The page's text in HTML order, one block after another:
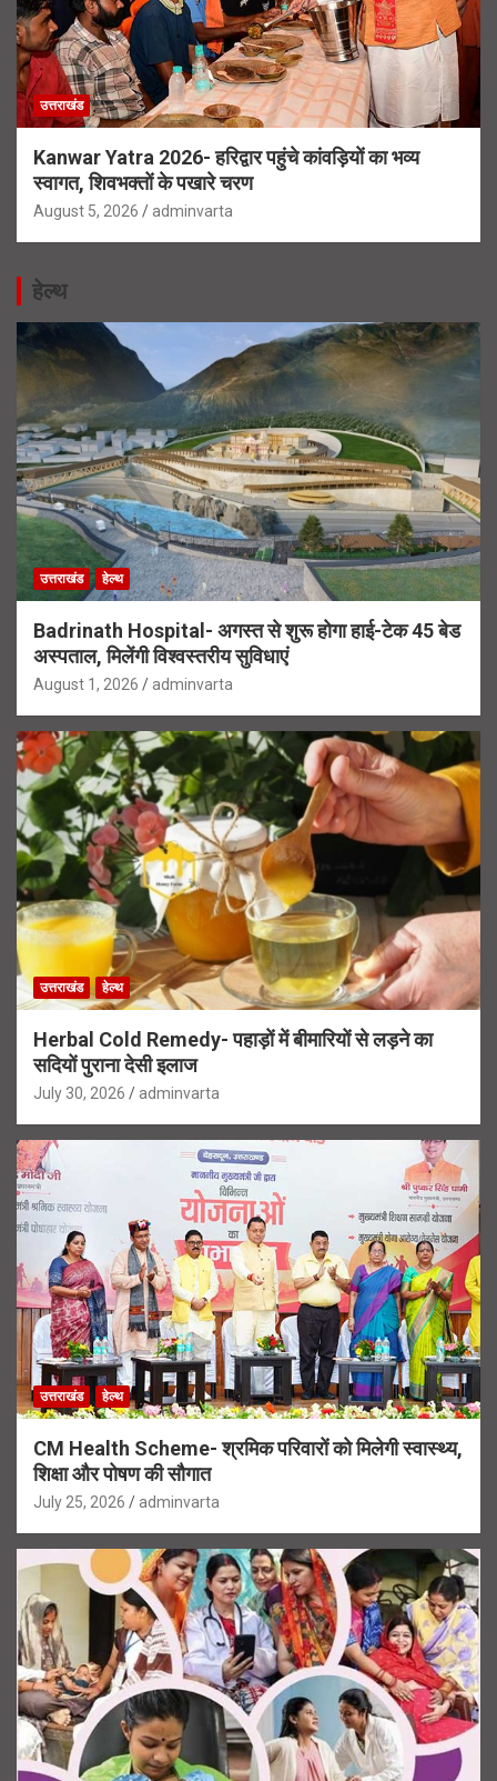
उत्तराखंड
Kanwar Yatra 2026- हरिद्वार पहुंचे कांवड़ियों का भव्य
स्वागत, शिवभक्तों के पखारे चरण
August 5, 2026 adminvarta
हेल्थ
उत्तराखंड हेल्थ
Badrinath Hospital- अगस्त से शुरू होगा हाई-टेक 45 बेड
अस्पताल, मिलेंगी विश्वस्तरीय सुविधाएं
August 1, 2026 adminvarta
उत्तराखंड हेल्थ
Herbal Cold Remedy- पहाड़ों में बीमारियों से लड़ने का
सदियों पुराना देसी इलाज
July 30, 2026 adminvarta
उत्तराखंड हेल्थ
CM Health Scheme- श्रमिक परिवारों को मिलेगी स्वास्थ्य,
शिक्षा और पोषण की सौगात
July 25, 2026 adminvarta